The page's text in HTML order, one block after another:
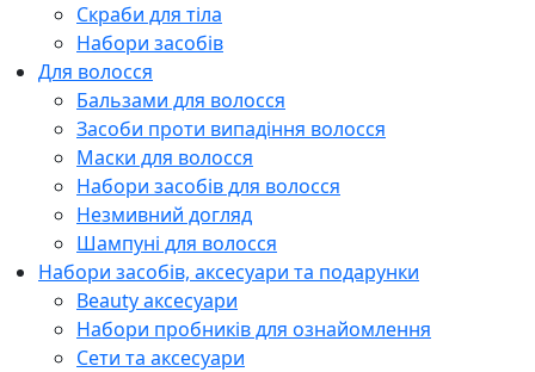
Скраби для тіла
Набори засобів
Для волосся
Бальзами для волосся
Засоби проти випадіння волосся
Маски для волосся
Набори засобів для волосся
Незмивний догляд
Шампуні для волосся
Набори засобів, аксесуари та подарунки
Beauty аксесуари
Набори пробників для ознайомлення
Сети та аксесуари